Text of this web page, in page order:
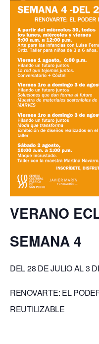
VERANO
SEMANA 4
DEL 28 DE JULIO AL 3
RENOVARTE: EL
REUTILIZABLE